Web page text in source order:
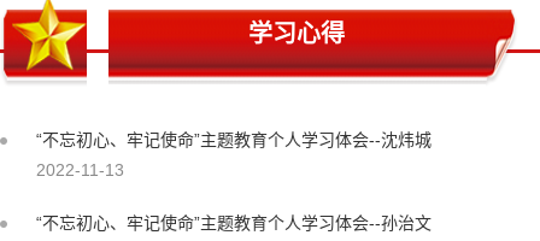
学习心得
“不忘初心、牢记使命”主题教育个人学习体会--沈炜城
2022-11-13
“不忘初心、牢记使命”主题教育个人学习体会--孙治文